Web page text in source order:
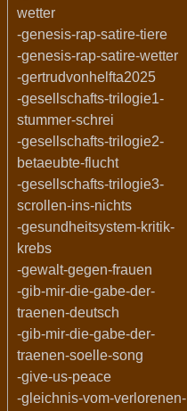
wetter
-genesis-rap-satire-tiere
-genesis-rap-satire-wetter
-gertrudvonhelfta2025
-gesellschafts-trilogie1-
stummer-schrei
-gesellschafts-trilogie2-
betaeubte-flucht
-gesellschafts-trilogie3-
scrollen-ins-nichts
-gesundheitsystem-kritik-
krebs
-gewalt-gegen-frauen
-gib-mir-die-gabe-der-
traenen-deutsch
-gib-mir-die-gabe-der-
traenen-soelle-song
-give-us-peace
-gleichnis-vom-verlorenen-